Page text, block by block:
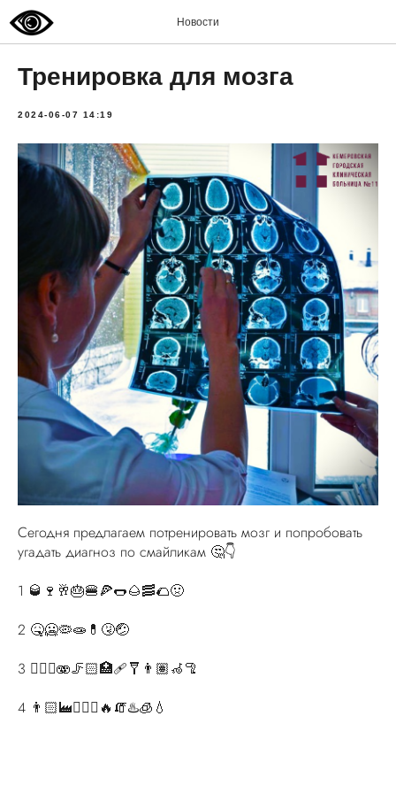
Новости
Тренировка для мозга
2024-06-07 14:19
Сегодня предлагаем потренировать мозг и попробовать
угадать диагноз по смайликам 🤔👇
1 🥃🍷🥂🎂🍔🍕🌭🌰🥓🌮🤢
2 🤒🥶🦠🧫💊🤧🤕
3 🏃🏼‍♂️🫨🦵🏻🏥🩹🩼👨🏽‍🦽‍🦿
4 👨🏻‍🏭👷🏼‍♀️🔥🧯♨️🧊💧